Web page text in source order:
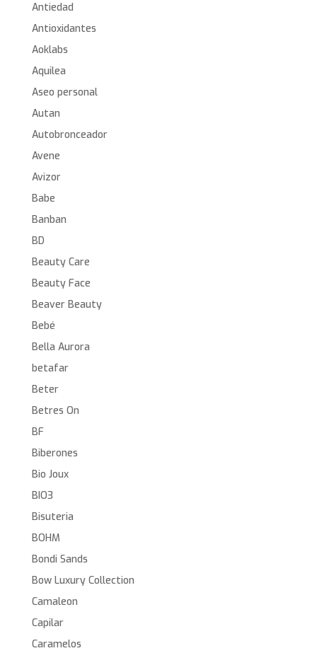
Antiedad
Antioxidantes
Aoklabs
Aquilea
Aseo personal
Autan
Autobronceador
Avene
Avizor
Babe
Banban
BD
Beauty Care
Beauty Face
Beaver Beauty
Bebé
Bella Aurora
betafar
Beter
Betres On
BF
Biberones
Bio Joux
BIO3
Bisuteria
BOHM
Bondi Sands
Bow Luxury Collection
Camaleon
Capilar
Caramelos